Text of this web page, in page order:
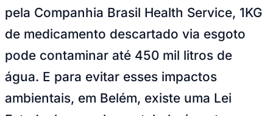
pela Companhia Brasil Health Service, 1KG
de medicamento descartado via esgoto
pode contaminar até 450 mil litros de
água. E para evitar esses impactos
ambientais, em Belém, existe uma Lei